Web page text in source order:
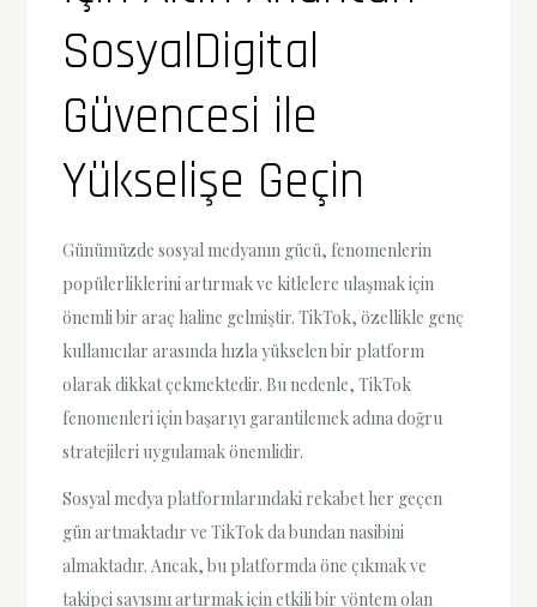
SosyalDigital
Güvencesi ile
Yükselişe Geçin
Günümüzde sosyal medyanın gücü, fenomenlerin
popülerliklerini artırmak ve kitlelere ulaşmak için
önemli bir araç haline gelmiştir. TikTok, özellikle genç
kullanıcılar arasında hızla yükselen bir platform
olarak dikkat çekmektedir. Bu nedenle, TikTok
fenomenleri için başarıyı garantilemek adına doğru
stratejileri uygulamak önemlidir.
Sosyal medya platformlarındaki rekabet her geçen
gün artmaktadır ve TikTok da bundan nasibini
almaktadır. Ancak, bu platformda öne çıkmak ve
takipçi sayısını artırmak için etkili bir yöntem olan